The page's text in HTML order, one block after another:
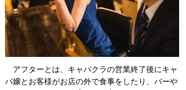
アフターとは、キャバクラの営業終了後にキャ
バ嬢とお客様がお店の外で食事をしたり、バーや